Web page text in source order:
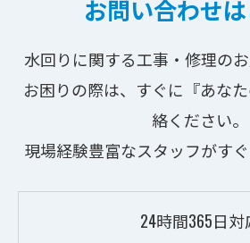
お問い合わせ
水回りに関する工事・修理のお
お困りの際は、すぐに『あな
絡ください。
現場経験豊富なスタッフがすぐ
24時間365日対